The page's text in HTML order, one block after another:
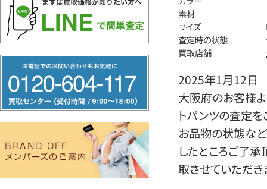
リ
ー
ヤ
素材
サイズ
査定時の状態
買取店舗
2025年1月12日
大阪府のお客様
トパンツの査定を
お品物の状態など
したところご了
取させていただき